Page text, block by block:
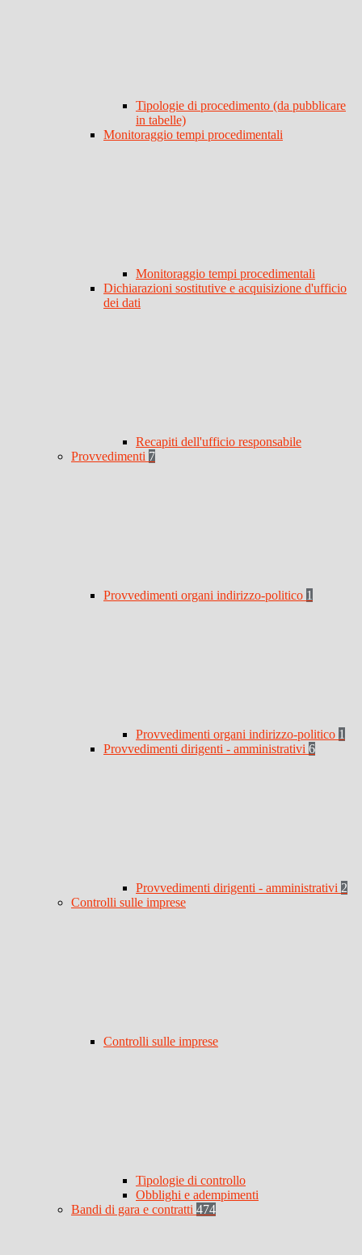
Tipologie di procedimento (da pubblicare
in tabelle)
Monitoraggio tempi procedimentali
Monitoraggio tempi procedimentali
Dichiarazioni sostitutive e acquisizione d'ufficio
dei dati
Recapiti dell'ufficio responsabile
Provvedimenti 7
Provvedimenti organi indirizzo-politico 1
Provvedimenti organi indirizzo-politico 1
Provvedimenti dirigenti - amministrativi 6
Provvedimenti dirigenti - amministrativi 2
Controlli sulle imprese
Controlli sulle imprese
Tipologie di controllo
Obblighi e adempimenti
Bandi di gara e contratti 474